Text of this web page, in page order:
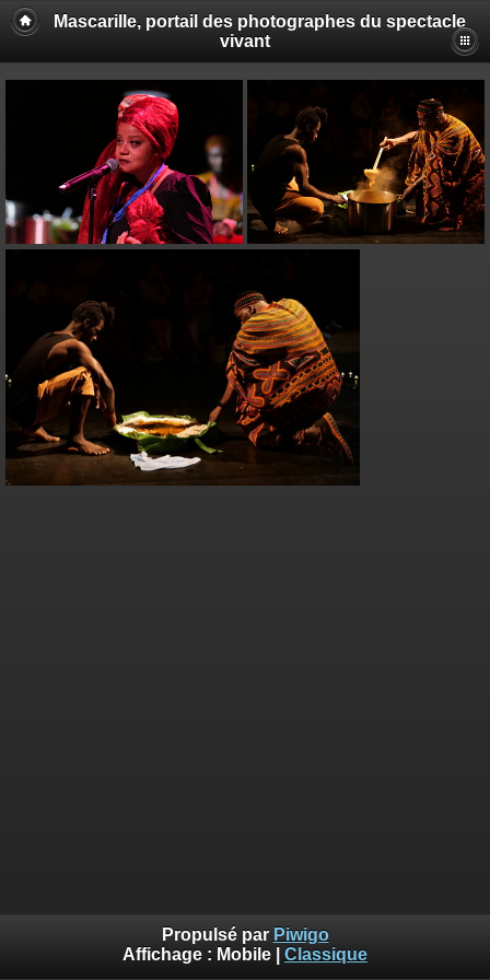
Mascarille, portail des photographes du spectacle
vivant
Propulsé par Piwigo
Affichage : Mobile Classique